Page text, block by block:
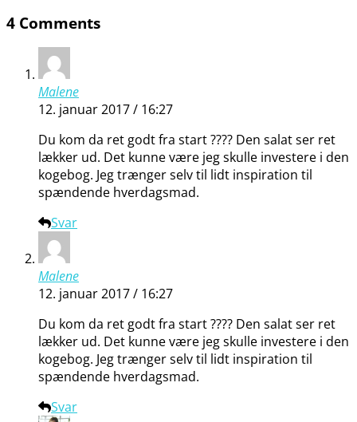
4 Comments
Malene
12. januar 2017 / 16:27
Du kom da ret godt fra start ???? Den salat ser ret
lækker ud. Det kunne være jeg skulle investere i den
kogebog. Jeg trænger selv til lidt inspiration til
spændende hverdagsmad.
Svar
Malene
12. januar 2017 / 16:27
Du kom da ret godt fra start ???? Den salat ser ret
lækker ud. Det kunne være jeg skulle investere i den
kogebog. Jeg trænger selv til lidt inspiration til
spændende hverdagsmad.
Svar